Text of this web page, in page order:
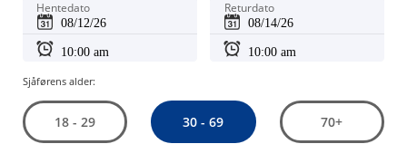
Hentedato Returdato
Sjåførens alder:
18 - 29 30 - 69 70+